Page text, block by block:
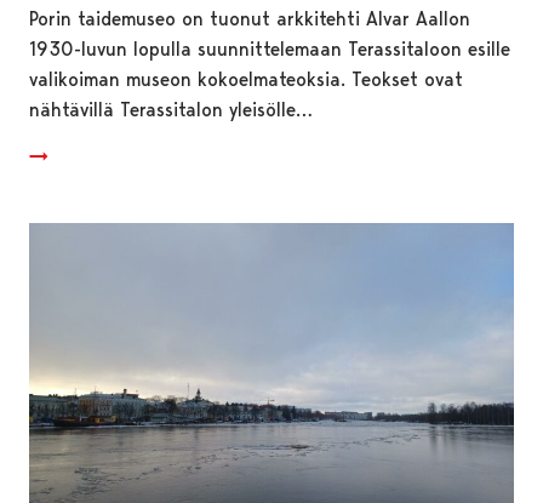
Porin taidemuseo on tuonut arkkitehti Alvar Aallon
1930-luvun lopulla suunnittelemaan Terassitaloon esille
valikoiman museon kokoelmateoksia. Teokset ovat
nähtävillä Terassitalon yleisölle…